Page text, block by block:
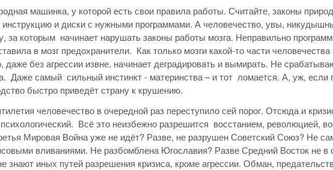
машинка, у которой есть свои правила работы. Считайте, законы
и диски с нужными программами. А человечество, увы,
за которым начинает нарушать законы работы мозга. Неправильно
в мозг предохранители. Как только мозги какой-то части
даже без агрессии извне, начинает деградировать и вымирать. Не
Даже самый сильный инстинкт - материнства – и тот ломается. А, уж, если
быстро приведёт страну к крушению.
человечество в очередной раз переступило сей порог. Отсюда и
Всё это неизбежно разрешится восстанием, революцией,
Мировая Война уже не идёт? Разве, не разрушен Советский Союз? Не
вливаниями. Не разбомблена Югославия? Разве Средний Восток не в
знают иных путей разрешения кризиса, кроме агрессии. Обман,